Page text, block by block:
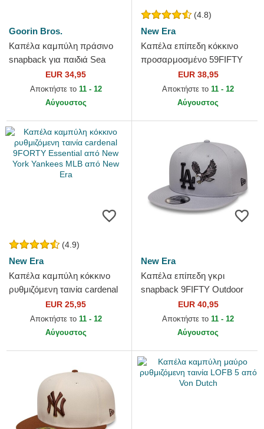
Goorin Bros.
Καπέλα καμπύλη πράσινο
snapback για παιδιά Sea
Monster The Farm Goorin
EUR 34,95
Αποκτήστε το 11 - 12
Αύγουστος
(4.8)
New Era
Καπέλα επίπεδη κόκκινο
προσαρμοσμένο 59FIFTY
Essential από Los Angeles
Dodgers MLB από New Era
EUR 38,95
Αποκτήστε το 11 - 12
Αύγουστος
(4.9)
New Era
Καπέλα καμπύλη κόκκινο
ρυθμιζόμενη ταινία cardenal
9FORTY Essential από New
York Yankees MLB από...
EUR 25,95
Αποκτήστε το 11 - 12
Αύγουστος
New Era
Καπέλα επίπεδη γκρι
snapback 9FIFTY Outdoor
Icon από Los Angeles
Dodgers MLB από New Era
EUR 40,95
Αποκτήστε το 11 - 12
Αύγουστος